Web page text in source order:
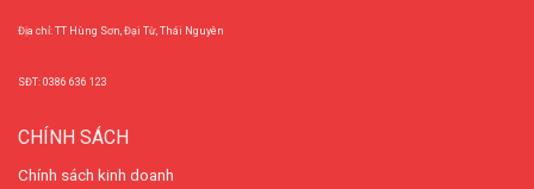
Địa chỉ: TT Hùng Sơn, Đại Từ, Thái Nguyên
SĐT: 0386 636 123
CHÍNH SÁCH
Chính sách kinh doanh